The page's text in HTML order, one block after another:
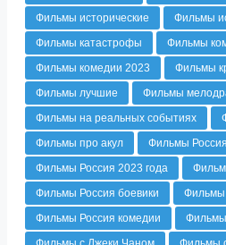
Фильмы исторические
Фильмы
Фильмы катастрофы
Фильмы
Фильмы комедии 2023
Фильмы
Фильмы лучшие
Фильмы
Фильмы на реальных событиях
Фильмы про акул
Фильмы Россия
Фильмы Россия 2023 года
Фильмы Россия боевики
Фильмы
Фильмы Россия комедии